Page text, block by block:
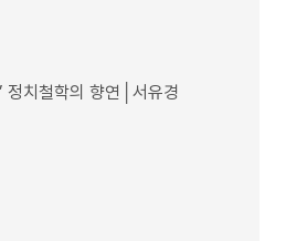
정치철학의 향연│서유경